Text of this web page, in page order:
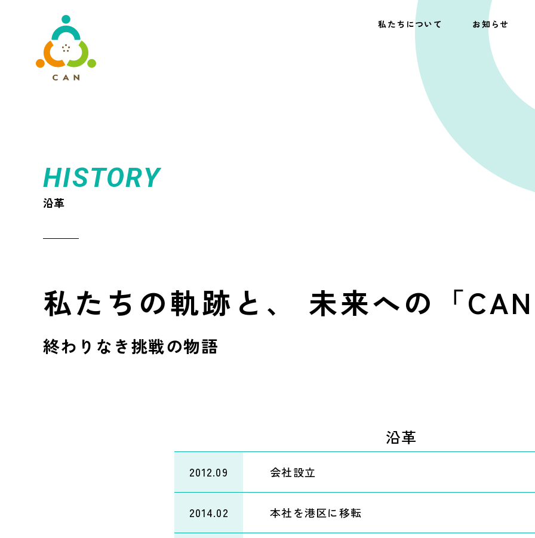
私たちについて お知らせ
HISTORY
沿革
私たちの軌跡と、 未来への「
終わりなき挑戦の物語
沿革
2012.09 会社設立
2014.02 本社を港区に移転